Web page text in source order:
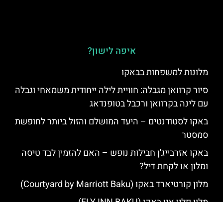
איפה לישון?
מלונות למשפחות בבאקו
סיור קרוואן מגבלה: חוויית לילה ייחודית משמאחי וגבלה
עם לינה בקרוואן ורכבל בטופנדאג
באקו לסטודנטים – היעד המושלם והזול ביותר לחופשת
סמסטר
באקו אזרבייג'ן חבילות נופש – האם להזמין לבד טיסה
ומלון או לקחת דיל?
מלון קורטיארד באקו (Courtyard by Marriott Baku)